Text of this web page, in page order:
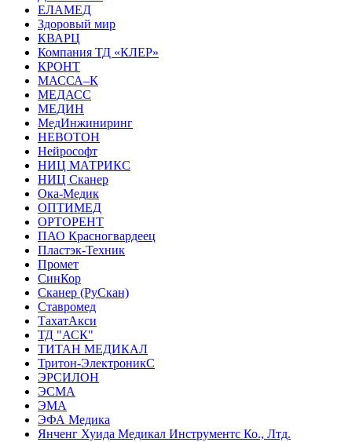
ЕЛАМЕД
Здоровый мир
КВАРЦ
Компания ТД «КЛЕР»
КРОНТ
МАССА–К
МЕДАСС
МЕДИН
МедИнжиниринг
НЕВОТОН
Нейрософт
НИЦ МАТРИКС
НИЦ Сканер
Ока-Медик
ОПТИМЕД
ОРТОРЕНТ
ПАО Красногвардеец
Пластэк-Техник
Промет
СинКор
Сканер (РуСкан)
Ставромед
ТахатАкси
ТД "АСК"
ТИТАН МЕДИКАЛ
Тритон-ЭлектроникС
ЭРСИЛОН
ЭСМА
ЭМА
ЭФА Медика
Янченг Хуида Медикал Инструментс Ко., Лтд.